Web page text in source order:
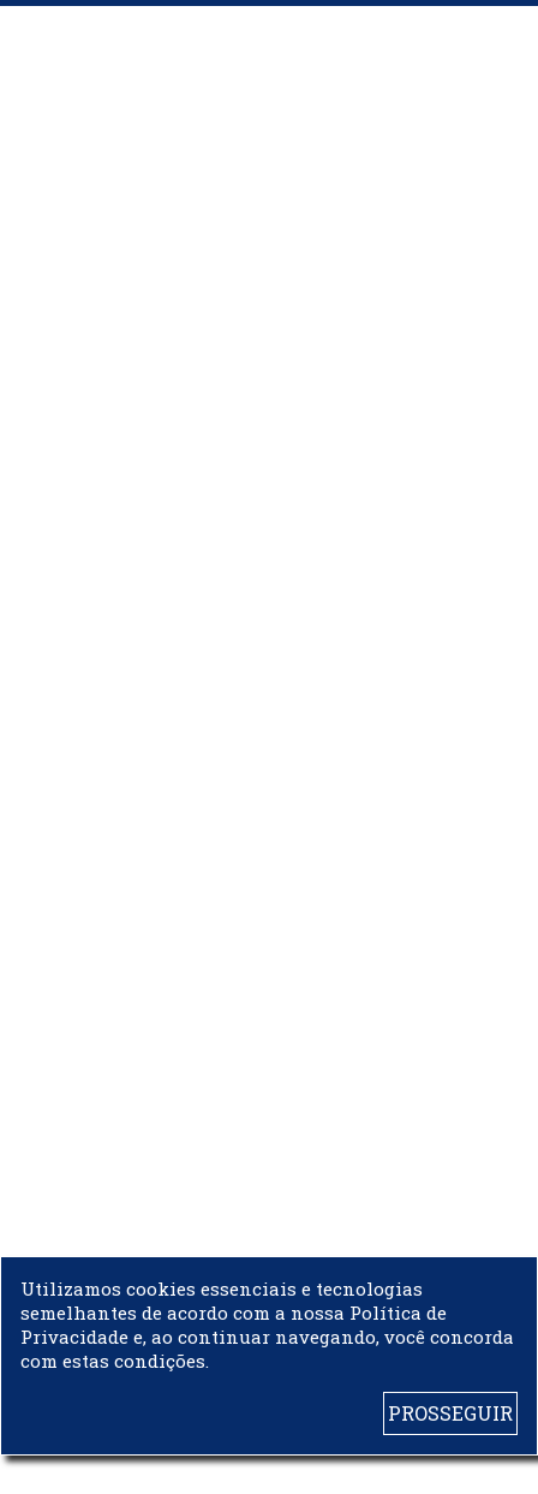
Utilizamos cookies essenciais e tecnologias
semelhantes de acordo com a nossa Política de
Privacidade e, ao continuar navegando, você concorda
com estas condições.
PROSSEGUIR